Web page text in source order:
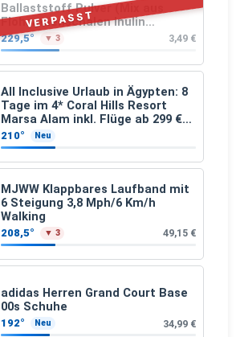
VERPASST
Ballaststoff Pulver (Mix aus
Flohsamenschalen Inulin
(Präbiotika) Leinsamen &
Apfelfaser)
229,5° ▼ 3 3,49 €
All Inclusive Urlaub in Ägypten: 8
Tage im 4* Coral Hills Resort
Marsa Alam inkl. Flüge ab 299 €
p.P.
210° Neu
MJWW Klappbares Laufband mit
6 Steigung 3,8 Mph/6 Km/h
Walking
208,5° ▼ 3 49,15 €
adidas Herren Grand Court Base
00s Schuhe
192° Neu 34,99 €